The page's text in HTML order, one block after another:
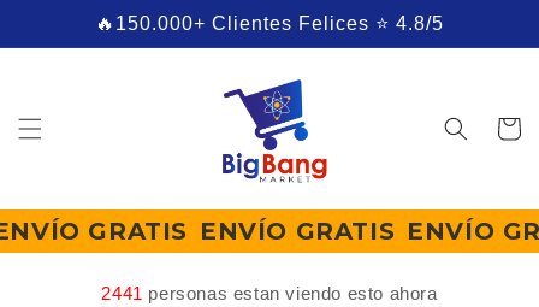
directamente
al contenido
🔥150.000+ Clientes Felices ⭐ 4.8/5
Carrito
ENVÍO GRATIS ENVÍO GRATIS
2443 personas estan viendo esto ahora